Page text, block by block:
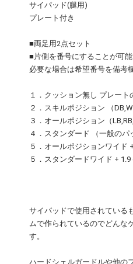
サイパッド(腿用)
プレート付き
■両足用2点セット
■片側を番号にすることが可能
必要な場合は希望番号を備考
１．クッション無し プレート
２．スキルポジション （
３．オールポジション（
４．スタンダード （一般のパ
５．オールポジションワイド
５．スタンダードワイド + 1.9
サイパッドで使用されている
ムで作られているのでどんな
す。
ハードシェルガードルや他の